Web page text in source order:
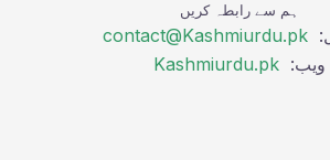
ہم سے رابطہ کریں
contact@Kashmiurdu.pk
ویب: Kashmiurdu.pk